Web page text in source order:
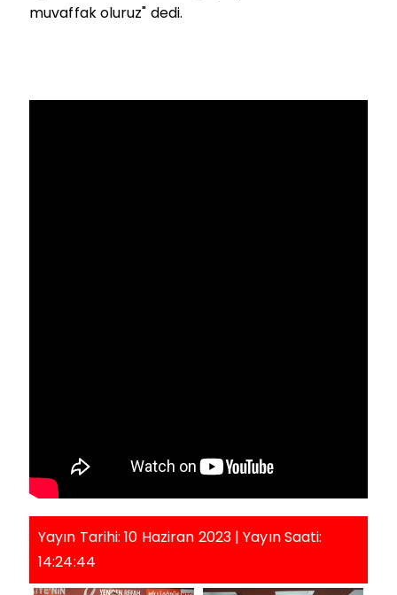
muvaffak oluruz" dedi.
Yayın Tarihi: 10 Haziran 2023 | Yayın Saati:
14:24:44